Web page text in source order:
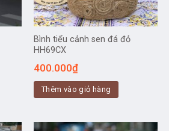
Bình tiểu cảnh sen đá đỏ
HH69CX
400.000₫
Thêm vào giỏ hàng